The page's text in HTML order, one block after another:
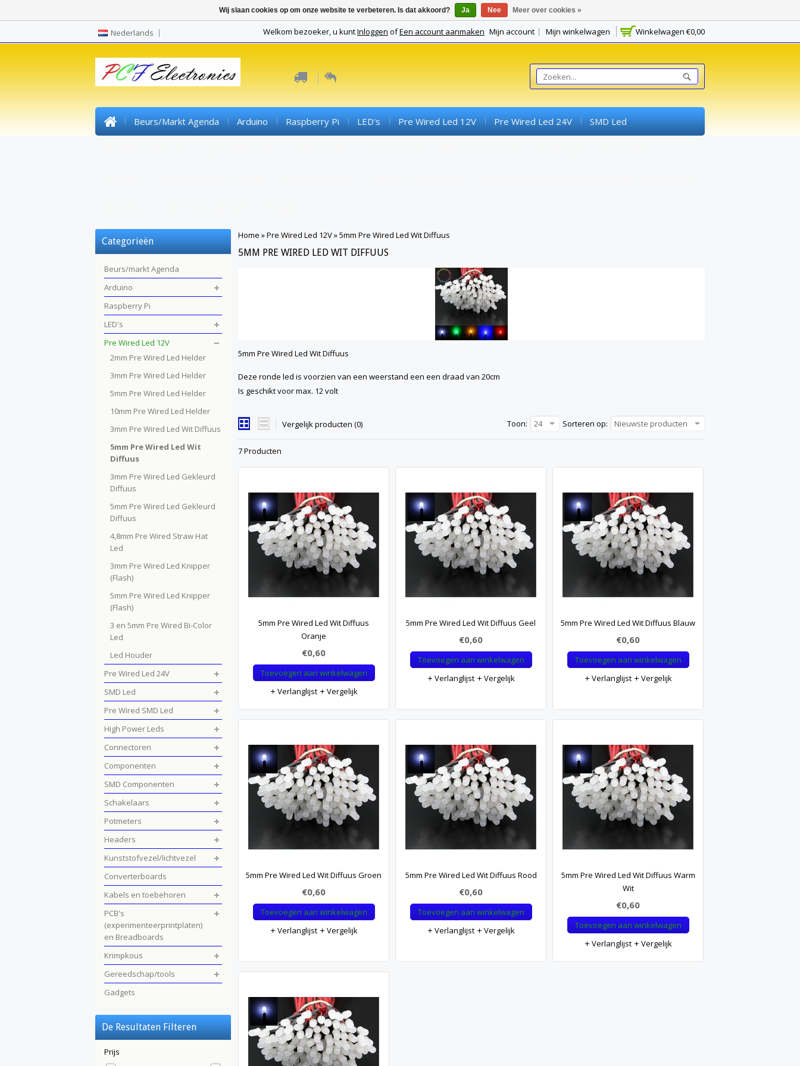
Nederlands Winkelwagen €0,00
Welkom bezoeker, u kuntInloggen ofEen account aanmaken Mijn account Mijn winkelwagen
Beurs/markt Agenda Arduino Raspberry Pi LED's Pre Wired Led 12V Pre Wired Led 24V SMD Led
Home »Pre Wired Led 12V»5mm Pre Wired Led Wit Diffuus
5MM PRE WIRED LED WIT DIFFUUS
5mm Pre Wired Led Wit Diffuus
Deze ronde led is voorzien van een weerstand een een draad van 20cm
Is geschikt voor max. 12 volt
Vergelijk producten (0) Sorteren op: Nieuwste producten
Toon: 24
7 Producten
5mm Pre Wired Led Wit Diffuus
Oranje
€0,60
Toevoegen aan winkelwagen
Verlanglijst
Vergelijk
5mm Pre Wired Led Wit Diffuus Geel
€0,60
Toevoegen aan winkelwagen
Verlanglijst
Vergelijk
5mm Pre Wired Led Wit Diffuus Blauw
€0,60
Toevoegen aan winkelwagen
Verlanglijst
Vergelijk
5mm Pre Wired Led Wit Diffuus Groen
€0,60
Toevoegen aan winkelwagen
Verlanglijst
Vergelijk
5mm Pre Wired Led Wit Diffuus Rood
€0,60
Toevoegen aan winkelwagen
Verlanglijst
Vergelijk
5mm Pre Wired Led Wit Diffuus Warm
Wit
€0,60
Toevoegen aan winkelwagen
Verlanglijst
Vergelijk
Categorieën
Beurs/markt Agenda
Arduino
Raspberry Pi
LED's
Pre Wired Led 12V
2mm Pre Wired Led Helder
3mm Pre Wired Led Helder
5mm Pre Wired Led Helder
10mm Pre Wired Led Helder
3mm Pre Wired Led Wit Diffuus
5mm Pre Wired Led Wit
Diffuus
3mm Pre Wired Led Gekleurd
Diffuus
5mm Pre Wired Led Gekleurd
Diffuus
4,8mm Pre Wired Straw Hat
Led
3mm Pre Wired Led Knipper
(Flash)
5mm Pre Wired Led Knipper
(Flash)
3 en 5mm Pre Wired Bi-Color
Led
Led Houder
Pre Wired Led 24V
SMD Led
Pre Wired SMD Led
High Power Leds
Connectoren
Componenten
SMD Componenten
Schakelaars
Potmeters
Headers
Kunststofvezel/lichtvezel
Converterboards
Kabels en toebehoren
PCB's
(experimenteerprintplaten)
en Breadboards
Krimpkous
Gereedschap/tools
Gadgets
De Resultaten Filteren
Prijs
Wij slaan cookies op om onze website te verbeteren. Is dat akkoord? Ja Nee Meer over cookies »